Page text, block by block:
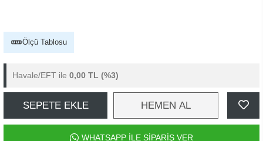
Ölçü Tablosu
Havale/EFT ile 0,00 TL (%3)
SEPETE EKLE HEMEN AL
WHATSAPP İLE SİPARİŞ VER